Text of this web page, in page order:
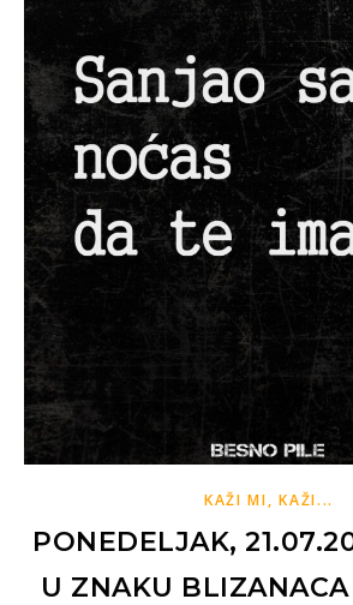
KAŽI MI, KAŽI...
PONEDELJAK,
U ZNAKU